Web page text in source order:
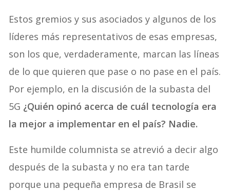
Estos gremios y sus asociados y algunos de los
líderes más representativos de esas empresas,
son los que, verdaderamente, marcan las líneas
de lo que quieren que pase o no pase en el país.
Por ejemplo, en la discusión de la subasta del
5G ¿Quién opinó acerca de cuál tecnología era
la mejor a implementar en el país? Nadie.
Este humilde columnista se atrevió a decir algo
después de la subasta y no era tan tarde
porque una pequeña empresa de Brasil se